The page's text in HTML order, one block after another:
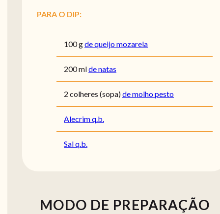
PARA O DIP:
100gde queijo mozarela
200mlde natas
2 colheres (sopa)de molho pesto
Alecrim q.b.
Sal q.b.
MODO DE PREPARAÇÃO